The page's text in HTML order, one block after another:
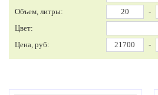
Объем, литры:
-
Цвет:
Цена, руб:
-